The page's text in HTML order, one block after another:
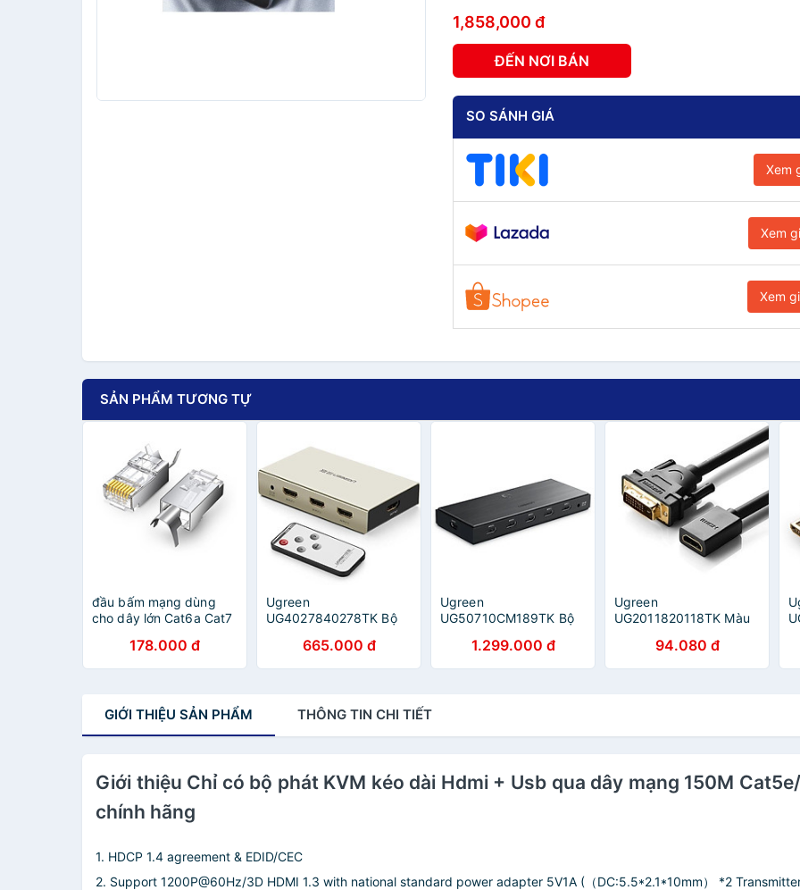
1,858,000 đ
ĐẾN NƠI BÁN
SO SÁNH GIÁ
Xem
Xem
Xem
SẢN PHẨM TƯƠNG TỰ
đầu bấm mạng dùng
cho dây lớn Cat6a Cat7
123PR70316NW bao có
10 chiếc hàng chính
178.000 đ
Ugreen
UG4027840278TK Bộ
trợ 4K x 2K vỏ hộp kim
cao cấp - HÀNG CHÍNH
665.000 đ
Ugreen
UG50710CM189TK Bộ
chuẩn HDMI 2.0 - HÀNG
CHÍNH HÃNG
1.299.000 đ
Ugreen
UG2011820118TK Màu
24 + 1 sang HDMI âm -
HÀNG CHÍNH HÃNG
94.080 đ
GIỚI THIỆU SẢN PHẨM THÔNG TIN CHI TIẾT
Giới thiệu Chỉ có bộ phát KVM kéo dài Hdmi + Usb qua dây mạng 150M
chính hãng
1. HDCP 1.4 agreement & EDID/CEC
2. Support 1200P@60Hz/3D HDMI 1.3 with national standard power adapter 5V1A (（DC:5.5*2.1*10mm） *2